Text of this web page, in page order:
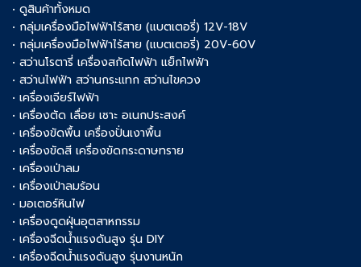
• ดูสินค้าทั้งหมด
• กลุ่มเครื่องมือไฟฟ้าไร้สาย (แบตเตอรี่) 12V-18V
• กลุ่มเครื่องมือไฟฟ้าไร้สาย (แบตเตอรี่) 20V-60V
• สว่านโรตารี่ เครื่องสกัดไฟฟ้า แย็กไฟฟ้า
• สว่านไฟฟ้า สว่านกระแทก สว่านไขควง
• เครื่องเจียร์ไฟฟ้า
• เครื่องตัด เลื่อย เซาะ อเนกประสงค์
• เครื่องขัดพื้น เครื่องปั่นเงาพื้น
• เครื่องขัดสี เครื่องขัดกระดาษทราย
• เครื่องเป่าลม
• เครื่องเป่าลมร้อน
• มอเตอร์หินไฟ
• เครื่องดูดฝุ่นอุตสาหกรรม
• เครื่องฉีดน้ำแรงดันสูง รุ่น DIY
• เครื่องฉีดน้ำแรงดันสูง รุ่นงานหนัก